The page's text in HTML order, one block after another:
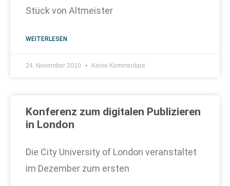
Stück von Altmeister
WEITERLESEN
24. November 2010 Keine Kommentare
Konferenz zum digitalen Publizieren
in London
Die City University of London veranstaltet
im Dezember zum ersten